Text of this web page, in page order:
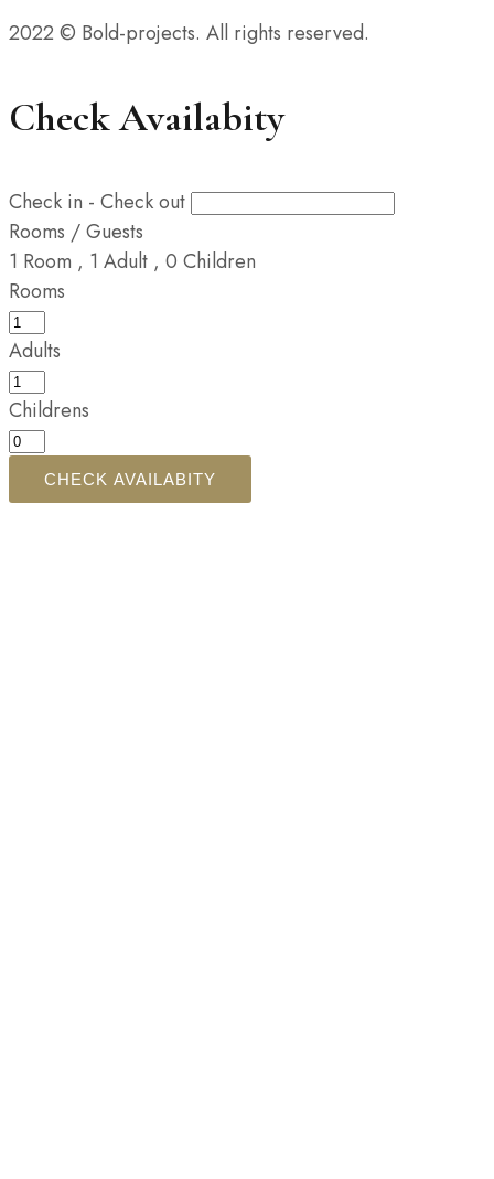
2022 © Bold-projects. All rights reserved.
Check Availabity
Check in - Check out
Rooms / Guests
1 Room , 1 Adult , 0 Children
Rooms
Adults
Childrens
CHECK AVAILABITY